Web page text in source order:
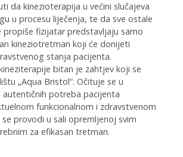
da kinezioterapija u većini slučajeva
u procesu liječenja, te da sve ostale
propiše fizijatar predstavljaju samo
kineziotretman koji će donijeti
stanja pacijenta.
bitan je zahtjev koji se
„Aqua Bristol“. Očituje se u
autentičnih potreba pacijenta
funkcionalnom i zdravstvenom
provodi u sali opremljenoj svim
za efikasan tretman.